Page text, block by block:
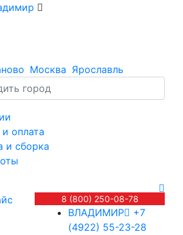
Москва Ярославль
оплата
и сборка
8 (800) 250-08-78
ВЛАДИМИР
+7
(4922) 55-23-28